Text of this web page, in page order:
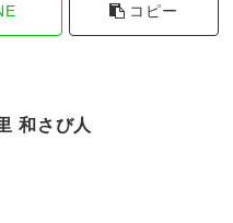
コピー
和さび人